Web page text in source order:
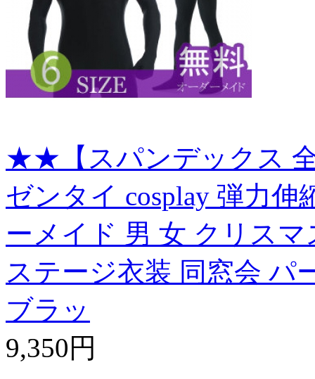
★★【スパンデックス
ゼンタイ cosplay 弾力
ーメイド 男 女 クリス
ステージ衣装 同窓会
ブラッ
9,350円